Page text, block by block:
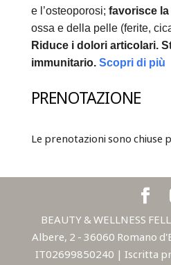
e l’osteoporosi; favorisce
ossa e della pelle (ferite,
Riduce i dolori articolari.
immunitario. Scopri di più
PRENOTAZIONE
Le prenotazioni sono chiuse
BEAUTY & WELLNESS
Albere, 2 - 36060 Romano
IT02699850240 | Iscritta